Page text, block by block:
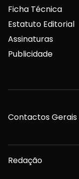
Ficha Técnica
Estatuto Editorial
Assinaturas
Publicidade
Contactos Gerais
Redação